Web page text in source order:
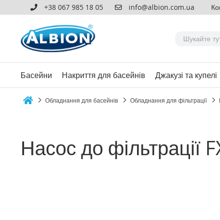
+38 067 985 18 05 info@albion.com.ua
Басейни Накриття для басейнів Джакузі та купелі
Обладнання для басейнів Обладнання для фільтрації
Насос до фільтрації